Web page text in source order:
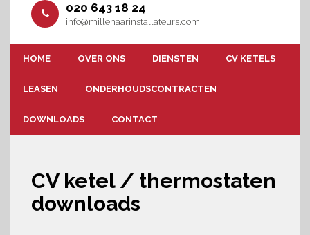
020 643 18 24
info@millenaarinstallateurs.com
HOME OVER ONS DIENSTEN CV KETELS
LEASEN ONDERHOUDSCONTRACTEN
DOWNLOADS CONTACT
CV ketel / thermostaten
downloads